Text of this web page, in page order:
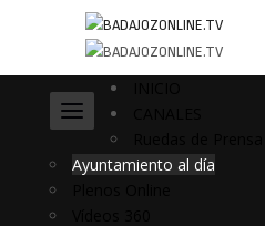
Ayuntamiento al día